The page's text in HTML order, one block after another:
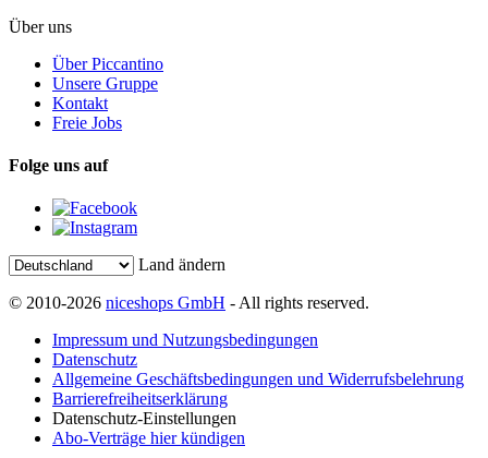
Über uns
Über Piccantino
Unsere Gruppe
Kontakt
Freie Jobs
Folge uns auf
Land ändern
© 2010-2026 niceshops GmbH - All rights reserved.
Impressum und Nutzungsbedingungen
Datenschutz
Allgemeine Geschäftsbedingungen und Widerrufsbelehrung
Barrierefreiheitserklärung
Datenschutz-Einstellungen
Abo-Verträge hier kündigen